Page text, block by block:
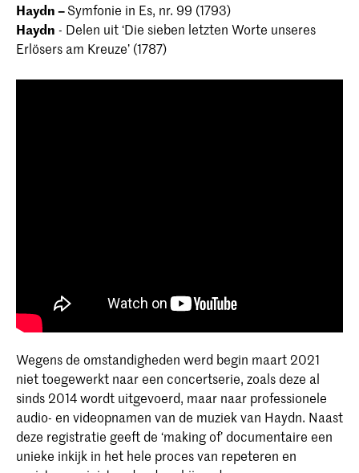
Haydn –Symfonie in Es, nr. 99 (1793)
Haydn - Delen uit ‘Die sieben letzten Worte unseres
Erlösers am Kreuze’ (1787)
Wegens de omstandigheden werd begin maart 2021
niet toegewerkt naar een concertserie, zoals deze al
sinds 2014 wordt uitgevoerd, maar naar professionele
audio- en videopnamen van de muziek van Haydn. Naast
deze registratie geeft de ‘making of’ documentaire een
unieke inkijk in het hele proces van repeteren en